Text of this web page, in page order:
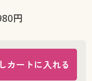
円
カートに入れる